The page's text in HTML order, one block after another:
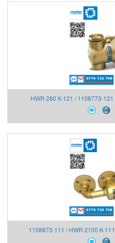
HWR 280 K-121 / 1108773-
1108873-111 / HWR 2100 K-